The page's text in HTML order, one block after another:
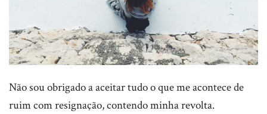
Não sou obrigado a aceitar tudo o que me acontece de
ruim com resignação, contendo minha revolta.